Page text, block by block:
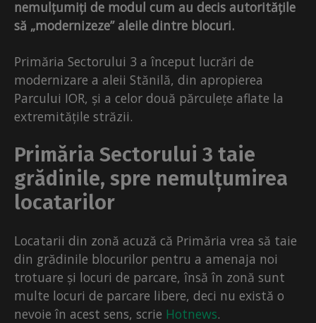
nemulțumiți de modul cum au decis autoritățile
să „modernizeze” aleile dintre blocuri.
Primăria Sectorului 3 a început lucrări de
modernizare a aleii Stănilă, din apropierea
Parcului IOR, și a celor două părculețe aflate la
extremitățile străzii.
Primăria Sectorului 3 taie
grădinile, spre nemulțumirea
locatarilor
Locatarii din zonă acuză că Primăria vrea să taie
din grădinile blocurilor pentru a amenaja noi
trotuare și locuri de parcare, însă în zonă sunt
multe locuri de parcare libere, deci nu există o
nevoie în acest sens, scrie Hotnews.